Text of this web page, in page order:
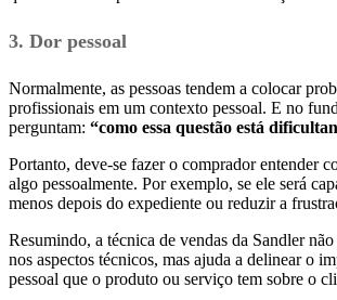
3. Dor pessoal
Normalmente, as pessoas tendem a colocar
profissionais em um contexto pessoal. E no
perguntam: “como essa questão está
Portanto, deve-se fazer o comprador entender
algo pessoalmente. Por exemplo, se ele será
menos depois do expediente ou reduzir a
Resumindo, a técnica de vendas da Sandler não
nos aspectos técnicos, mas ajuda a delinear o
pessoal que o produto ou serviço tem sobre o